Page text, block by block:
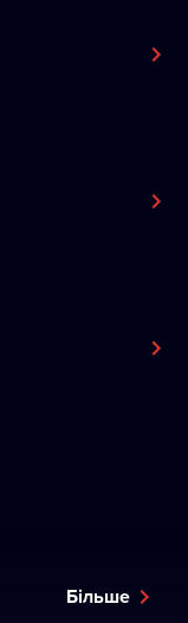
Більше